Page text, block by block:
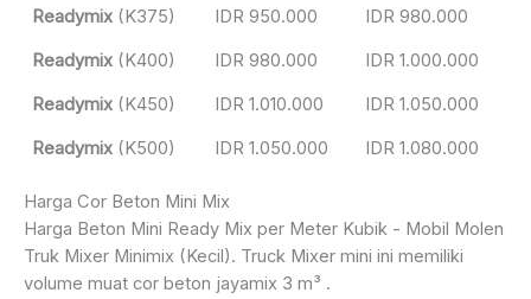
Readymix (K375) IDR 950.000 IDR 980.000
Readymix (K400) IDR 980.000 IDR 1.000.000
Readymix (K450) IDR 1.010.000 IDR 1.050.000
Readymix (K500) IDR 1.050.000 IDR 1.080.000
Harga Cor Beton Mini Mix
Harga Beton Mini Ready Mix per Meter Kubik - Mobil Molen
Truk Mixer Minimix (Kecil). Truck Mixer mini ini memiliki
volume muat cor beton jayamix 3 m³ .